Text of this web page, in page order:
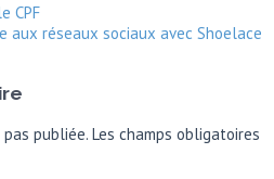
CPF
aux réseaux sociaux avec Shoelace
publiée. Les champs obligatoires